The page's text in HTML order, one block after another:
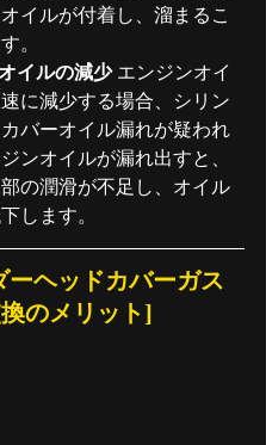
イルが付着し、溜まるこ
。
イルの減少 エンジンオイ
に減少する場合、シリン
バーオイル漏れが疑われ
ンオイルが漏れ出すと、
の潤滑が不足し、オイル
します。
ーヘッドカバーガス
のメリット]